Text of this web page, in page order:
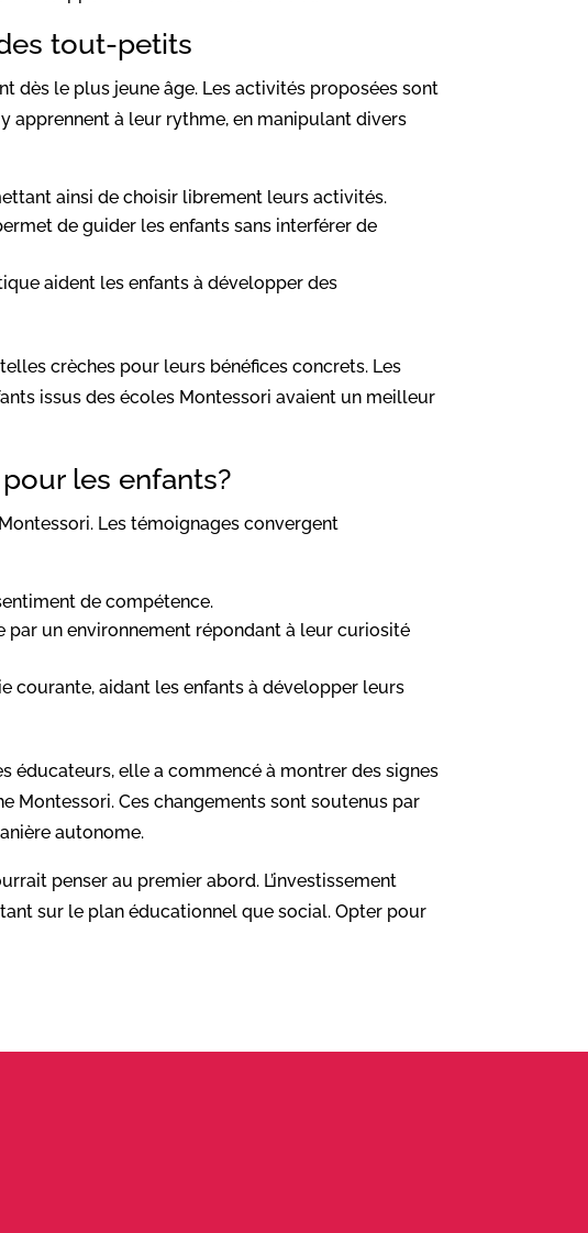
tout-petits
dès le plus jeune âge. Les activités proposées sont
apprennent à leur rythme, en manipulant divers
ainsi de choisir librement leurs activités.
de guider les enfants sans interférer de
aident les enfants à développer des
crèches pour leurs bénéfices concrets. Les
issus des écoles Montessori avaient un meilleur
les enfants?
Les témoignages convergent
de compétence.
par un environnement répondant à leur curiosité
courante, aidant les enfants à développer leurs
éducateurs, elle a commencé à montrer des signes
Montessori. Ces changements sont soutenus par
autonome.
penser au premier abord. L’investissement
sur le plan éducationnel que social. Opter pour